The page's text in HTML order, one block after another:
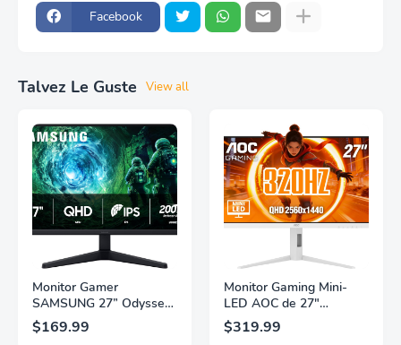
Facebook
Talvez Le Guste View all
Monitor Gamer
SAMSUNG 27” Odyssey
G5 G53F con Resolución
QHD, HDR10,
$169.99
Monitor Gaming Mini-
LED AOC de 27"
Pulgadas, QHD
2560×1440, 320Hz, 1ms
$319.99